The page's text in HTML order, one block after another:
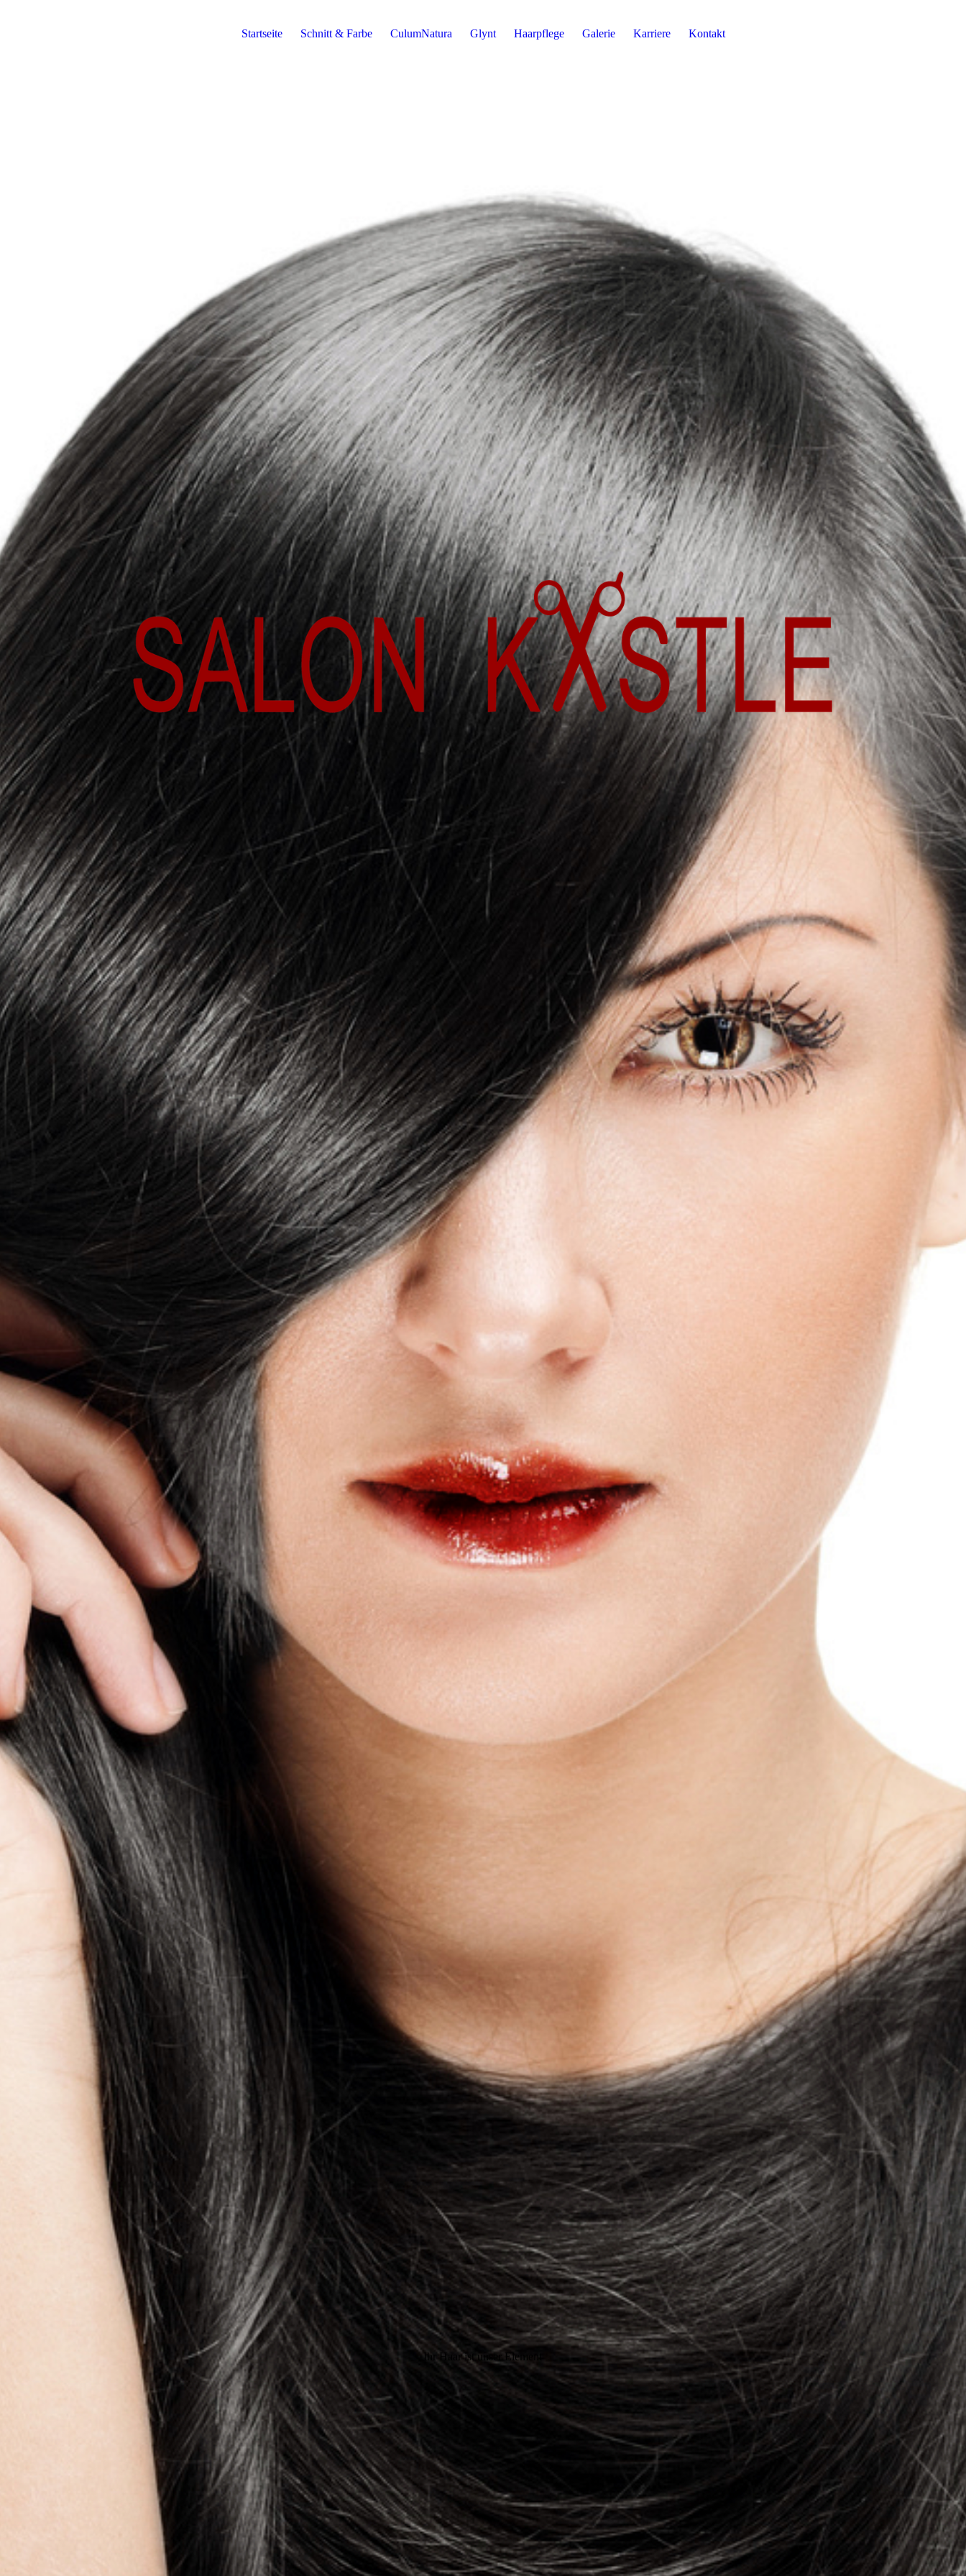
Startseite Schnitt & Farbe CulumNatura Glynt Haarpflege Galerie Karriere Kontakt
Ihr Haar ist unser Element